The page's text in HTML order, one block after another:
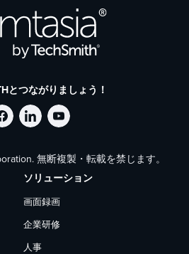
とつながりましょう！
Facebook
で
TechSmith
LinkedIn
で
TechSmith
を
YouTube
で
TechSmith
無断複製・転載を禁じます。
ソリューション
画面録画
企業研修
人事